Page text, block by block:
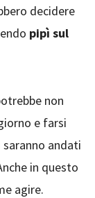
decidere
pipì sul
non
e farsi
andati
in questo
agire.